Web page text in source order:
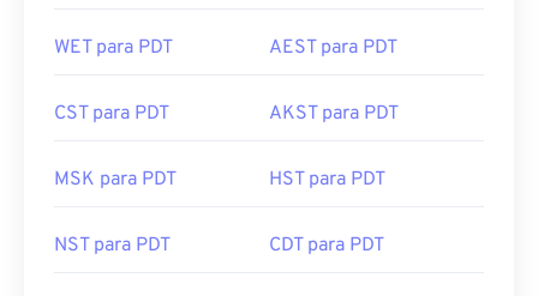
WET para PDT AEST para PDT
CST para PDT AKST para PDT
MSK para PDT HST para PDT
NST para PDT CDT para PDT